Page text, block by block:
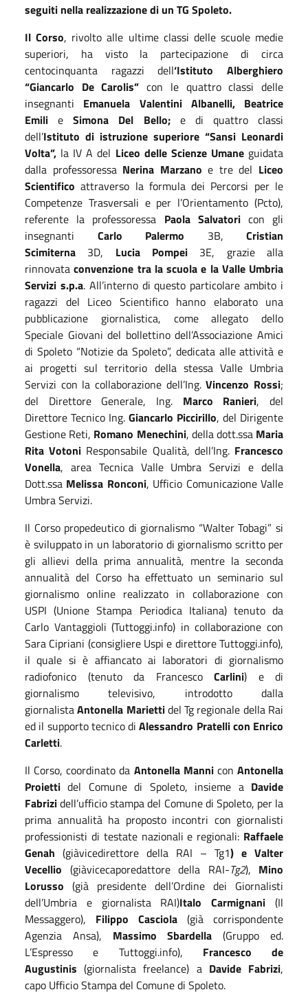
seguiti nella realizzazione di un TG Spoleto.
Il Corso, rivolto alle ultime classi delle scuole medie
superiori, ha visto la partecipazione di circa
centocinquanta ragazzi dell‘Istituto Alberghiero
“Giancarlo De Carolis”con le quattro classi delle
insegnanti Emanuela Valentini Albanelli, Beatrice
EmilieSimona Del Bello; e di quattro classi
dell’Istituto di istruzione superiore “Sansi Leonardi
Volta”, la IV A del Liceo delle Scienze Umane guidata
dalla professoressaNerina Marzanoe tre del Liceo
Scientificoattraverso la formula dei Percorsi per le
Competenze Trasversali e per l’Orientamento (Pcto),
referente la professoressa Paola Salvatori con gli
insegnanti Carlo Palermo 3B, Cristian
Scimiterna 3D, Lucia Pompei 3E, grazie alla
rinnovataconvenzione tra la scuola e la Valle Umbria
Servizi s.p.a. All’interno di questo particolare ambito i
ragazzi del Liceo Scientifico hanno elaborato una
pubblicazione giornalistica, come allegato dello
Speciale Giovani del bollettino dell’Associazione Amici
di Spoleto “Notizie da Spoleto”, dedicata alle attività e
ai progetti sul territorio della stessa Valle Umbria
Servizi con la collaborazione dell’Ing.Vincenzo Rossi;
del Direttore Generale, Ing. Marco Ranieri, del
Direttore Tecnico Ing. Giancarlo Piccirillo, del Dirigente
Gestione Reti, Romano Menechini, della dott.ssa Maria
Rita Votoni Responsabile Qualità, dell’Ing. Francesco
Vonella, area Tecnica Valle Umbra Servizi e della
Dott.ssa Melissa Ronconi, Ufficio Comunicazione Valle
Umbra Servizi.
Il Corso propedeutico di giornalismo “Walter Tobagi” si
è sviluppato in un laboratorio di giornalismo scritto per
gli allievi della prima annualità, mentre la seconda
annualità del Corso ha effettuato un seminario sul
giornalismo online realizzato in collaborazione con
USPI (Unione Stampa Periodica Italiana) tenuto da
Carlo Vantaggioli (Tuttoggi.info) in collaborazione con
Sara Cipriani (consigliere Uspi e direttore Tuttoggi.info),
il quale si è affiancato ai laboratori di giornalismo
radiofonico (tenuto da Francesco Carlini) e di
giornalismo televisivo, introdotto dalla
giornalistaAntonella Mariettidel Tg regionale della Rai
ed il supporto tecnico diAlessandro Pratelli con Enrico
Carletti.
Il Corso, coordinato da Antonella Manni conAntonella
Proietti del Comune di Spoleto, insieme a Davide
Fabrizidell’ufficio stampa del Comune di Spoleto, per la
prima annualità ha proposto incontri con giornalisti
professionisti di testate nazionali e regionali: Raffaele
Genah (giàvicedirettore della RAI – Tg1) e Valter
Vecellio (giàvicecaporedattore della RAI-Tg2), Mino
Lorusso (già presidente dell’Ordine dei Giornalisti
dell’Umbria e giornalista RAI)Italo Carmignani (Il
Messaggero), Filippo Casciola (già corrispondente
Agenzia Ansa), Massimo Sbardella (Gruppo ed.
L’Espresso e Tuttoggi.info), Francesco de
Augustinis (giornalista freelance) a Davide Fabrizi,
capo Ufficio Stampa del Comune di Spoleto.